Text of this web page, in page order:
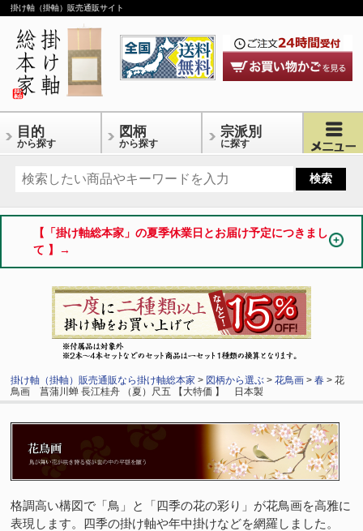
掛け軸（掛軸）販売通販サイト
目的
から探す
図柄
から探す
宗派別
に探す
【「掛け軸総本家」の夏季休業日とお届け予定につきまし
て 】→
掛け軸（掛軸）販売通販なら掛け軸総本家 > 図柄から選ぶ >花鳥画 >春 > 花
鳥画 菖蒲川蝉 長江桂舟 （夏）尺五 【大特価 】 日本製
格調高い構図で「鳥」と「四季の花の彩り」が花鳥画を高雅に
表現します。四季の掛け軸や年中掛けなどを網羅しました。